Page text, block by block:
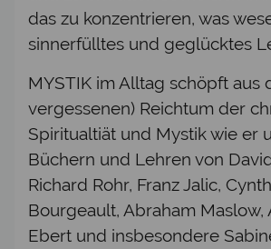
das zu konzentrieren, was
sinnerfülltes und geglücktes
MYSTIK im Alltag schöpft aus
vergessenen) Reichtum der
Spiritualtiät und Mystik wie er
Büchern und Lehren von
Richard Rohr, Franz Jalic,
Bourgeault, Abraham Maslow,
Ebert und insbesondere